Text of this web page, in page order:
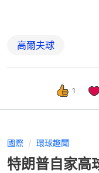
高爾夫球
1
國際 環球趣聞
特朗普自家